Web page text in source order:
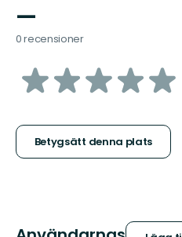
—
0 recensioner
av
stjärnor
Betygsätt denna plats